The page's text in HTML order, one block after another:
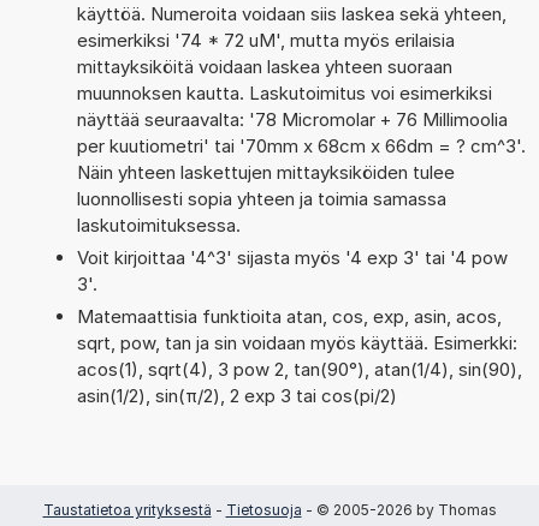
käyttöä. Numeroita voidaan siis laskea sekä yhteen,
esimerkiksi '74 * 72 uM', mutta myös erilaisia
mittayksiköitä voidaan laskea yhteen suoraan
muunnoksen kautta. Laskutoimitus voi esimerkiksi
näyttää seuraavalta: '78 Micromolar + 76 Millimoolia
per kuutiometri' tai '70mm x 68cm x 66dm = ? cm^3'.
Näin yhteen laskettujen mittayksiköiden tulee
luonnollisesti sopia yhteen ja toimia samassa
laskutoimituksessa.
Voit kirjoittaa '4^3' sijasta myös '4 exp 3' tai '4 pow
3'.
Matemaattisia funktioita atan, cos, exp, asin, acos,
sqrt, pow, tan ja sin voidaan myös käyttää. Esimerkki:
acos(1), sqrt(4), 3 pow 2, tan(90°), atan(1/4), sin(90),
asin(1/2), sin(π/2), 2 exp 3 tai cos(pi/2)
Taustatietoa yrityksestä - Tietosuoja - © 2005-2026 by Thomas